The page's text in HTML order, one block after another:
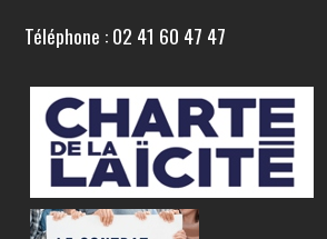
Téléphone : 02 41 60 47 47